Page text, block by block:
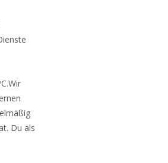
Du als